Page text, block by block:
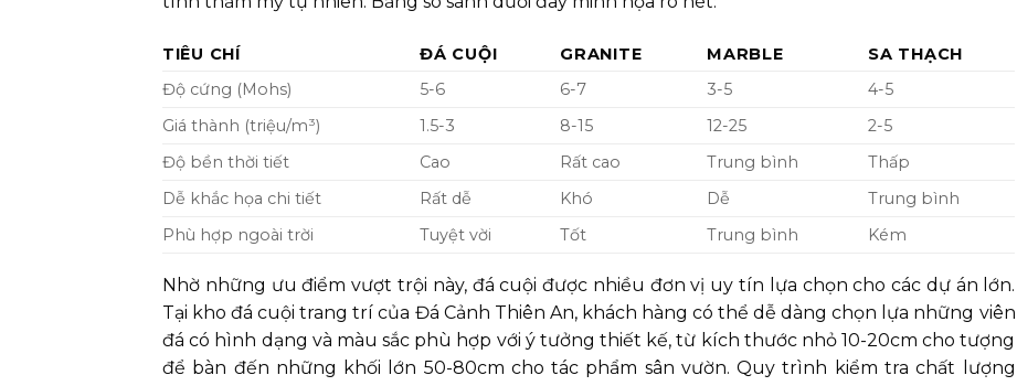
TIÊU CHÍ ĐÁ CUỘI GRANITE MARBLE
SA THẠCH
Độ cứng (Mohs)
5-6 6-7 3-5
4-5
Giá thành (triệu/m³)
1.5-3 8-15 12-25
2-5
Độ bền thời tiết
Cao Rất cao Trung bình
Thấp
Dễ khắc họa chi tiết
Rất dễ Khó Dễ
Trung bình
Phù hợp ngoài trời
Tuyệt vời Tốt Trung bình Kém
Nhờ những ưu điểm vượt trội này, đá cuội được nhiều đơn vị uy tín lựa chọn cho các dự án lớn.
Tại kho đá cuội trang trí của Đá Cảnh Thiên An, khách hàng có thể dễ dàng chọn lựa những viên
đá có hình dạng và màu sắc phù hợp với ý tưởng thiết kế, từ kích thước nhỏ 10-20cm cho tượng
để bàn đến những khối lớn 50-80cm cho tác phẩm sân vườn. Quy trình kiểm tra chất lượng